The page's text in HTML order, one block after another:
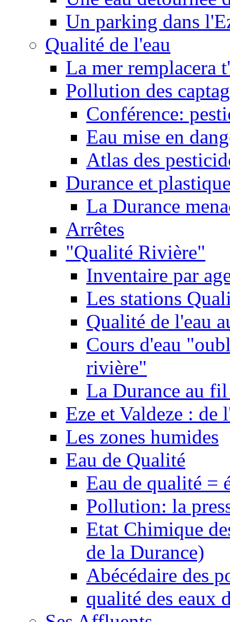
Un parking dans
Qualité de l'eau
La mer remplacera
Pollution des
Conférence:
Eau mise en
Atlas des
Durance et
La Durance
Arrêtes
"Qualité Rivière"
Inventaire par
Les stations
Qualité de l'eau
Cours d'eau
rivière"
La Durance au
Eze et Valdeze : de
Les zones humides
Eau de Qualité
Eau de qualité =
Pollution: la
Etat Chimique
de la Durance)
Abécédaire des
qualité des eaux